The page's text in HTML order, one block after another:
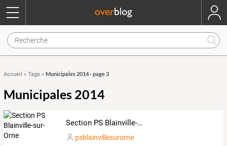
Accueil » Tags » Municipales 2014 - page 3
Municipales 2014
Section PS Blainville-sur-Orne
psblainvillesurorne